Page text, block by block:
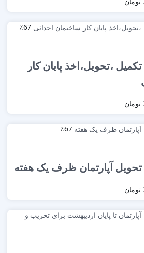
٪67
،تحویل،اخذ پایان کار
تومان
٪67
تحویل آپارتمان ظرف یک هفته
تومان